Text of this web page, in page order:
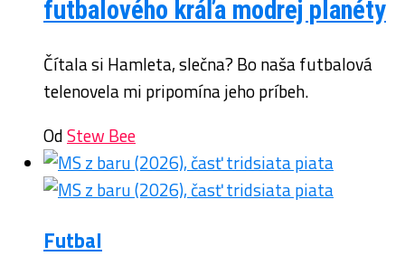
futbalového kráľa modrej planéty
Čítala si Hamleta, slečna? Bo naša futbalová
telenovela mi pripomína jeho príbeh.
OdStew Bee
Futbal